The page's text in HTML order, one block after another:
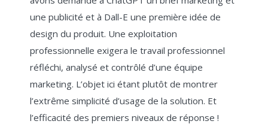
une publicité et à Dall-E une première idée de
design du produit. Une exploitation
professionnelle exigera le travail professionnel
réfléchi, analysé et contrôlé d’une équipe
marketing. L’objet ici étant plutôt de montrer
l’extrême simplicité d’usage de la solution. Et
l’efficacité des premiers niveaux de réponse !